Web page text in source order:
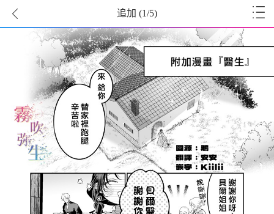
追加 (1/5)